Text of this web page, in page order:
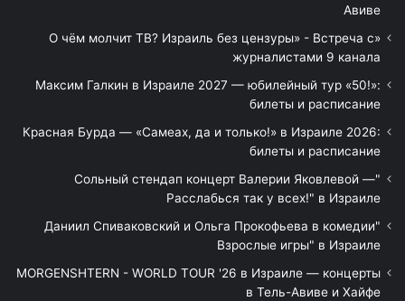
Авиве
«О чём молчит ТВ? Израиль без цензуры» - Встреча с
журналистами 9 канала
Максим Галкин в Израиле 2027 — юбилейный тур «50!»:
билеты и расписание
Красная Бурда — «Самеах, да и только!» в Израиле 2026:
билеты и расписание
"Сольный стендап концерт Валерии Яковлевой —
Расслабься так у всех!" в Израиле
"Даниил Спиваковский и Ольга Прокофьева в комедии
Взрослые игры" в Израиле
MORGENSHTERN - WORLD TOUR '26 в Израиле — концерты
в Тель-Авиве и Хайфе